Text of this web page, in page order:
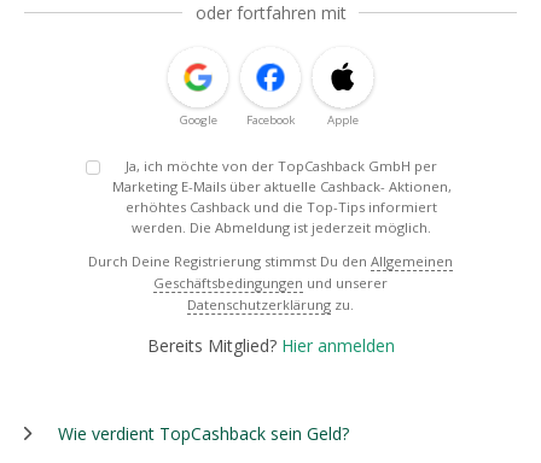
oder fortfahren mit
Google Facebook Apple
Ja, ich möchte von der TopCashback GmbH per
Marketing E-Mails über aktuelle Cashback- Aktionen,
erhöhtes Cashback und die Top-Tips informiert
werden. Die Abmeldung ist jederzeit möglich.
Durch Deine Registrierung stimmst Du den Allgemeinen
Geschäftsbedingungen und unserer
Datenschutzerklärung zu.
Bereits Mitglied? Hier anmelden
Wie verdient TopCashback sein Geld?